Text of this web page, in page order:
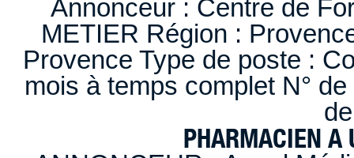
Annonceur : Centre de
METIER Région :
Provence Type de poste :
mois à temps complet N°
PHARMACIEN A